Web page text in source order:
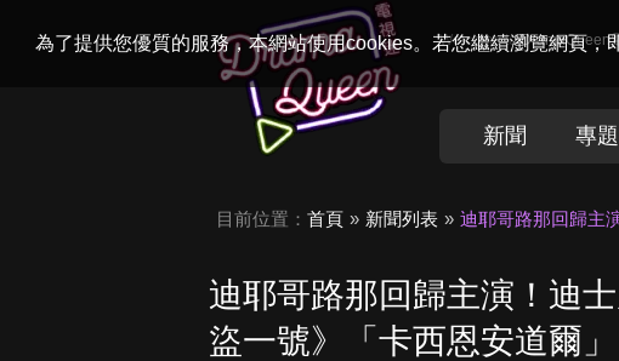
為了提供您優質的服務，本網站使用cookies。若您繼續瀏覽網頁，
Welcome toDramaQueen
新聞 專題
目前位置： 首頁 新聞列表 迪耶哥路那回歸主
迪耶哥路那回歸主演！迪
盜一號》「卡西恩安道爾